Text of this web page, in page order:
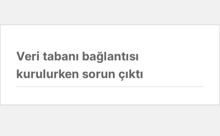
Veri tabanı bağlantısı
kurulurken sorun çıktı